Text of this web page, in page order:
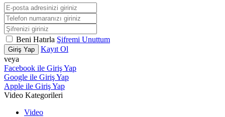
Beni Hatırla Şifremi Unuttum
Giriş Yap
Kayıt Ol
veya
Facebook ile Giriş Yap
Google ile Giriş Yap
Apple ile Giriş Yap
Video Kategorileri
Video